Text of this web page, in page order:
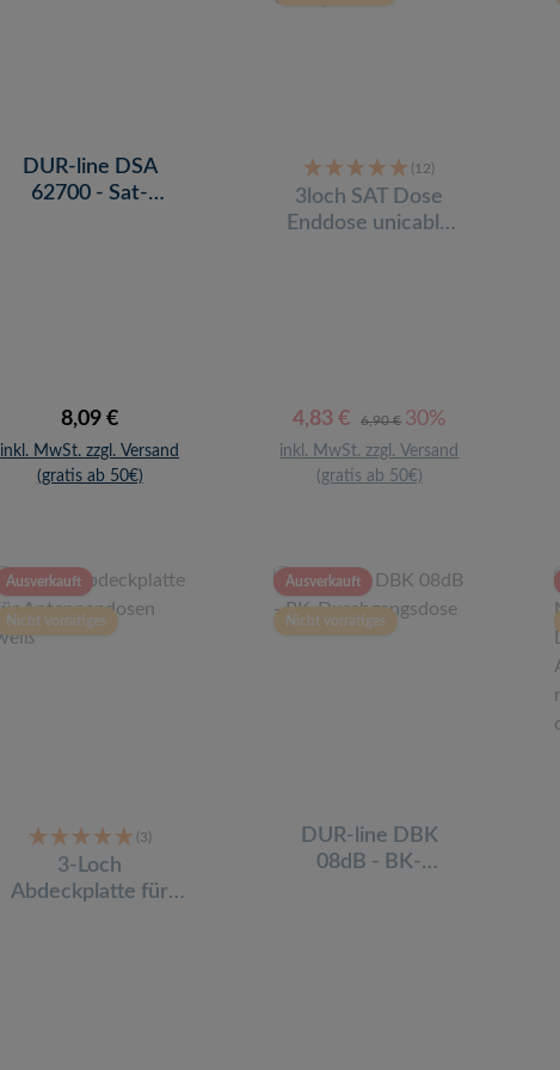
DUR-line DSA
62700 - Sat-
Regulärer Preis:
8,09 €
inkl. MwSt. zzgl. Versand
(gratis ab 50€)
(12)
3loch SAT Dose
Enddose unicable
Verkaufspreis:
4,83 € Regulärer Preis:
6,90 € 30%
inkl. MwSt. zzgl. Versand
(gratis ab 50€)
Ausverkauft
Nicht vorrätiges
(3)
3-Loch
Abdeckplatte für
Ausverkauft
Nicht vorrätiges
DUR-line DBK
08dB - BK-